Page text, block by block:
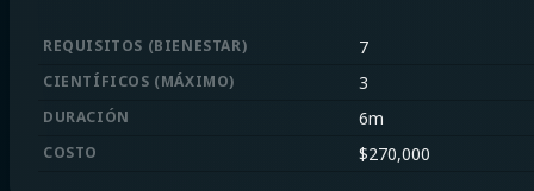
REQUISITOS (BIENESTAR) 7
CIENTÍFICOS (MÁXIMO) 3
DURACIÓN 6m
COSTO $270,000